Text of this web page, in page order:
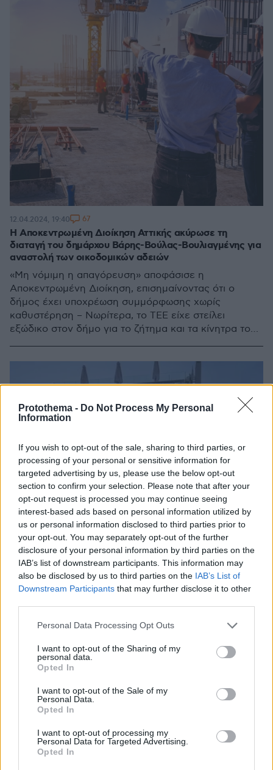
Protothema - Do Not Process My Personal
Information
If you wish to opt-out of the sale, sharing to third parties, or
processing of your personal or sensitive information for
targeted advertising by us, please use the below opt-out
section to confirm your selection. Please note that after your
opt-out request is processed you may continue seeing
interest-based ads based on personal information utilized by
us or personal information disclosed to third parties prior to
your opt-out. You may separately opt-out of the further
disclosure of your personal information by third parties on the
IAB’s list of downstream participants. This information may
also be disclosed by us to third parties on the IAB’s List of
Downstream Participants that may further disclose it to other
Please note that this website/app uses one or more Google
not limited to your visit or usage behaviour. You may click to
grant or deny consent to Google and its third-party tags to
use your data for below specified purposes in below Google
consent section.
Personal Data Processing Opt Outs
I want to opt-out of the Sharing of my
personal data.
Opted In
I want to opt-out of the Sale of my
Personal Data.
Opted In
I want to opt-out of processing my
Personal Data for Targeted Advertising.
Opted In
Η Αποκεντρωμένη Διοίκηση Αττικής ακύρωσε τη
διαταγή του δημάρχου Βάρης-Βούλας-Βουλιαγμένης για
αναστολή των οικοδομικών αδειών
«Μη νόμιμη η απαγόρευση» αποφάσισε η
Αποκεντρωμένη Διοίκηση, επισημαίνοντας ότι ο
δήμος έχει υποχρέωση συμμόρφωσης χωρίς
καθυστέρηση – Νωρίτερα, το ΤΕΕ είχε στείλει
εξώδικο στον δήμο για το ζήτημα και τα κίνητρα του
12.04.2024, 19:40 67
To «μπαλάκι» στην Αποκεντρωμένη Διοίκηση και το υπ.
Τουρισμού πετάει ο δήμος Αθηναίων για τους
αυθαίρετους ορόφους στο ξενοδοχείο Coco-Mat
Δεν είναι αρμοδιότητά μας να τους κατεδαφίσουμε
και να προβούμε στη σφράγιση της επιχείρησης λένε
από τον Δήμο Αθηναίων
12.07.2023, 14:09 4